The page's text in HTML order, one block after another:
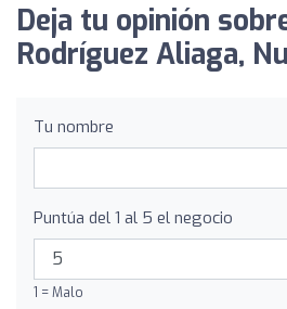
Deja tu opinión
Rodríguez Aliaga,
Tu nombre
Puntúa del 1 al 5 el negocio
1 = Malo